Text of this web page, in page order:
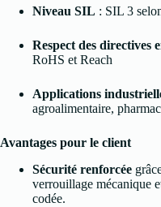
Niveau SIL : SIL 3
Respect des directives
RoHS et Reach
Applications
agroalimentaire,
Avantages pour le client
Sécurité renforcée
verrouillage mécanique
codée.